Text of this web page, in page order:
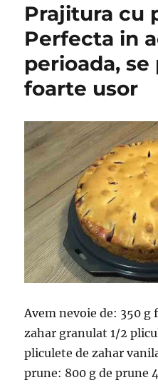
Prajitura cu
Perfecta in
perioada, se
foarte usor
Avem nevoie de: 350 g
zahar granulat 1/2
pliculete de zahar
prune: 800 g de prune